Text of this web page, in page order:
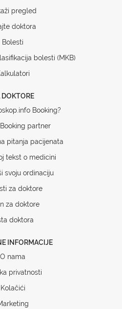
pregled
doktora
Bolesti
bolesti (MKB)
DOKTORE
Booking?
partner
pitanja pacijenata
tekst o medicini
svoju ordinaciju
za doktore
za doktore
doktora
INFORMACIJE
O nama
privatnosti
Kolačići